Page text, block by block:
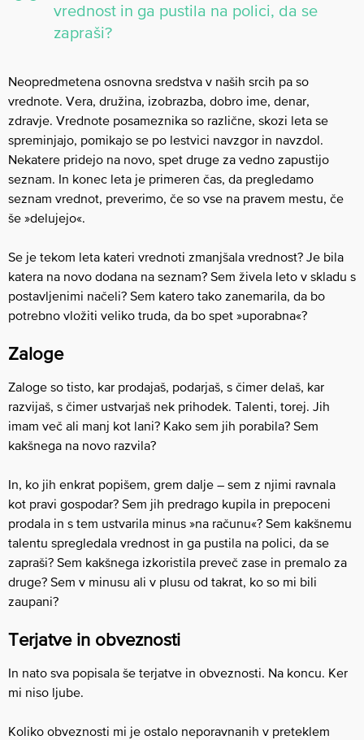
vrednost in ga pustila na polici, da se
zapraši?
Neopredmetena osnovna sredstva v naših srcih pa so
vrednote. Vera, družina, izobrazba, dobro ime, denar,
zdravje. Vrednote posameznika so različne, skozi leta se
spreminjajo, pomikajo se po lestvici navzgor in navzdol.
Nekatere pridejo na novo, spet druge za vedno zapustijo
seznam. In konec leta je primeren čas, da pregledamo
seznam vrednot, preverimo, če so vse na pravem mestu, če
še »delujejo«.
Se je tekom leta kateri vrednoti zmanjšala vrednost? Je bila
katera na novo dodana na seznam? Sem živela leto v skladu s
postavljenimi načeli? Sem katero tako zanemarila, da bo
potrebno vložiti veliko truda, da bo spet »uporabna«?
Zaloge
Zaloge so tisto, kar prodajaš, podarjaš, s čimer delaš, kar
razvijaš, s čimer ustvarjaš nek prihodek. Talenti, torej. Jih
imam več ali manj kot lani? Kako sem jih porabila? Sem
kakšnega na novo razvila?
In, ko jih enkrat popišem, grem dalje – sem z njimi ravnala
kot pravi gospodar? Sem jih predrago kupila in prepoceni
prodala in s tem ustvarila minus »na računu«? Sem kakšnemu
talentu spregledala vrednost in ga pustila na polici, da se
zapraši? Sem kakšnega izkoristila preveč zase in premalo za
druge? Sem v minusu ali v plusu od takrat, ko so mi bili
zaupani?
Terjatve in obveznosti
In nato sva popisala še terjatve in obveznosti. Na koncu. Ker
mi niso ljube.
Koliko obveznosti mi je ostalo neporavnanih v preteklem